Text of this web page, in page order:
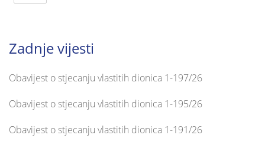
Zadnje vijesti
Obavijest o stjecanju vlastitih dionica 1-197/26
Obavijest o stjecanju vlastitih dionica 1-195/26
Obavijest o stjecanju vlastitih dionica 1-191/26